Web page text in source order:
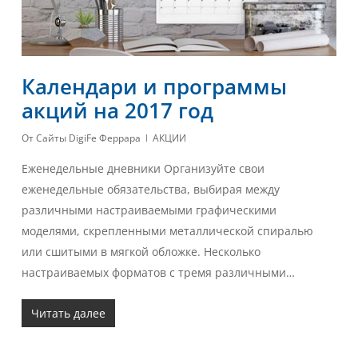
Календари и программы
акций на 2017 год
ОтСайты DigiFe Феррара АКЦИИ
Еженедельные дневники Организуйте свои
еженедельные обязательства, выбирая между
различными настраиваемыми графическими
моделями, скрепленными металлической спиралью
или сшитыми в мягкой обложке. Несколько
настраиваемых форматов с тремя различными…
Читать далее